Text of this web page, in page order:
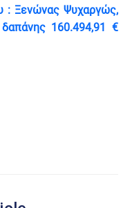
: Ξενώνας Ψυχαργώς,
δαπάνης 160.494,91 €